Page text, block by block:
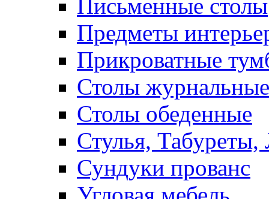
Письменные столы
Предметы
Прикроватные
Столы журнальные
Столы обеденные
Стулья, Табуреты,
Сундуки прованс